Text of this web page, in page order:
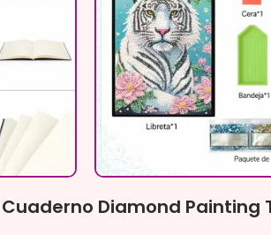
Diamond Painting